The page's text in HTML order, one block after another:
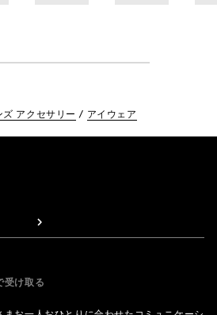
ズ アクセサリー アイウェア
受け取る